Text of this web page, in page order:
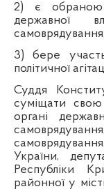
2) є обраною
державної
3) бере участь
політичної
Суддя
суміщати
органі
України,
Республіки
районної у